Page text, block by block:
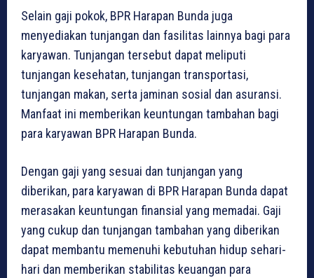
Selain gaji pokok, BPR Harapan Bunda juga
menyediakan tunjangan dan fasilitas lainnya bagi para
karyawan. Tunjangan tersebut dapat meliputi
tunjangan kesehatan, tunjangan transportasi,
tunjangan makan, serta jaminan sosial dan asuransi.
Manfaat ini memberikan keuntungan tambahan bagi
para karyawan BPR Harapan Bunda.
Dengan gaji yang sesuai dan tunjangan yang
diberikan, para karyawan di BPR Harapan Bunda dapat
merasakan keuntungan finansial yang memadai. Gaji
yang cukup dan tunjangan tambahan yang diberikan
dapat membantu memenuhi kebutuhan hidup sehari-
hari dan memberikan stabilitas keuangan para